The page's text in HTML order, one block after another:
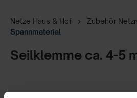
Netze Haus & Hof
Zubehör
Spannmaterial
Seilklemme ca. 4-5